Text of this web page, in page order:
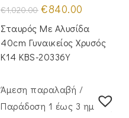
€1,020.00 Original
price
was:
€1,020.00.
€840.00
τιμή
είναι:
€840.00.
Σταυρός Mε Aλυσίδα
40cm Γυναικείος Χρυσός
Κ14 KBS-20336Y
Άμεση παραλαβή /
Παράδoση 1 έως 3 ημέρες